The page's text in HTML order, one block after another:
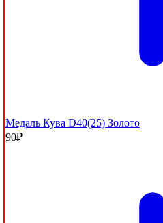
Медаль Кува D40(25) Золото
90₽